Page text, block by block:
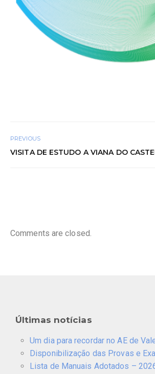
PREVIOUS
VISITA DE ESTUDO A VIANA DO
Comments are closed.
Últimas notícias
Um dia para recordar no AE de
Disponibilização das Provas e
Lista de Manuais Adotados –